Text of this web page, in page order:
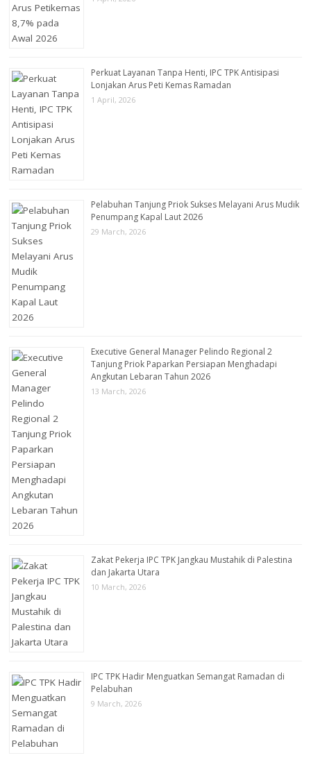
Perkuat Layanan Tanpa Henti, IPC TPK Antisipasi
Lonjakan Arus Peti Kemas Ramadan
1 April, 2026
Pelabuhan Tanjung Priok Sukses Melayani Arus Mudik
Penumpang Kapal Laut 2026
29 March, 2026
Executive General Manager Pelindo Regional 2
Tanjung Priok Paparkan Persiapan Menghadapi
Angkutan Lebaran Tahun 2026
13 March, 2026
Zakat Pekerja IPC TPK Jangkau Mustahik di Palestina
dan Jakarta Utara
10 March, 2026
IPC TPK Hadir Menguatkan Semangat Ramadan di
Pelabuhan
9 March, 2026